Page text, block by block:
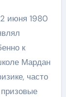
июня 1980
к
Мардан
часто